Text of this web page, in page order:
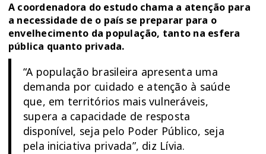
A coordenadora do estudo chama a atenção para
a necessidade de o país se preparar para o
envelhecimento da população, tanto na esfera
pública quanto privada.
“A população brasileira apresenta uma
demanda por cuidado e atenção à saúde
que, em territórios mais vulneráveis,
supera a capacidade de resposta
disponível, seja pelo Poder Público, seja
pela iniciativa privada”, diz Lívia.